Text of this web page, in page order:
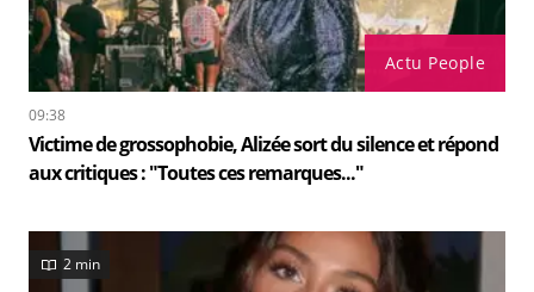
Actu People
09:38
Victime de grossophobie, Alizée sort du silence et répond
aux critiques : "Toutes ces remarques..."
2 min